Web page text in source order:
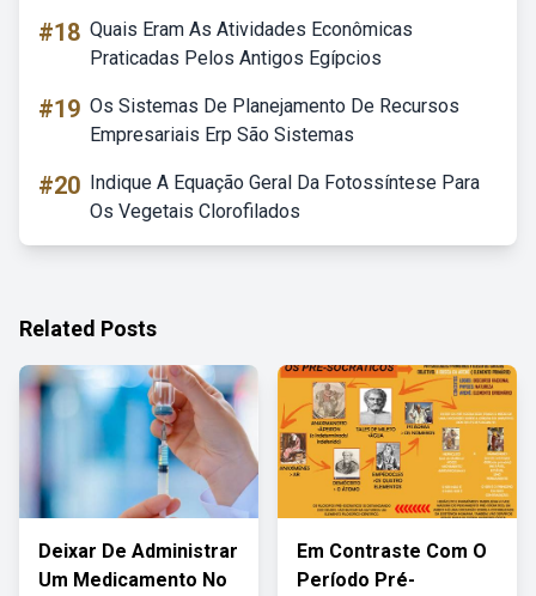
#18 Quais Eram As Atividades Econômicas
Praticadas Pelos Antigos Egípcios
#19 Os Sistemas De Planejamento De Recursos
Empresariais Erp São Sistemas
#20 Indique A Equação Geral Da Fotossíntese Para
Os Vegetais Clorofilados
Related Posts
Deixar De Administrar
Um Medicamento No
Em Contraste Com O
Período Pré-